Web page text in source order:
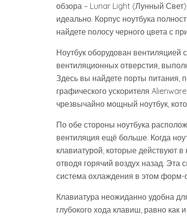
обзора – Lunar Light (Лунный Свет)
идеально. Корпус ноутбука
найдете полосу черного цвета с
Ноутбук оборудован вентиляцией
вентиляционных отверстия,
Здесь вы найдете порты питания,
графического ускорителя
чрезвычайно мощный ноутбук,
По обе стороны ноутбука
вентиляция ещё больше. Когда
клавиатурой, которые действуют в
отводя горячий воздух назад. Эта
система охлаждения в этом
Клавиатура неожиданно удобна
глубокого хода клавиш, равно как